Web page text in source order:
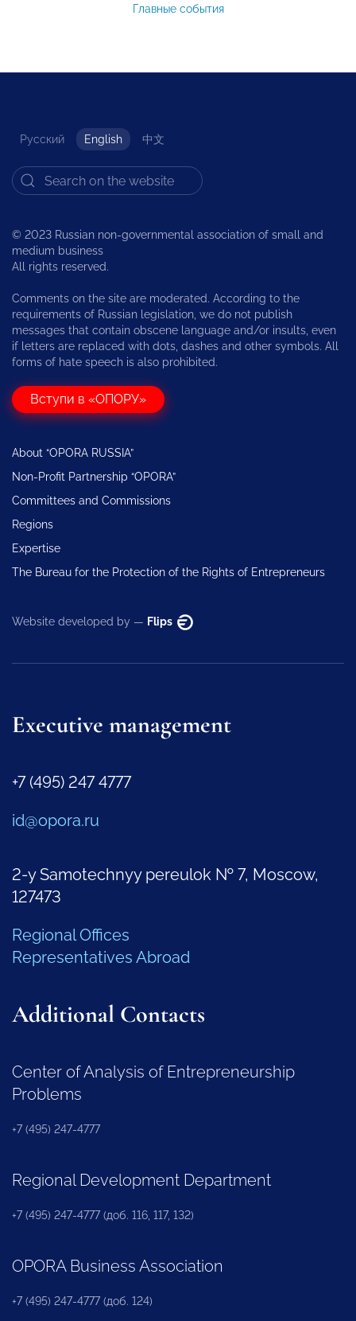
Главные события
Русский English 中文
© 2023 Russian non-governmental association of small and
medium business
All rights reserved.
Comments on the site are moderated. According to the
requirements of Russian legislation, we do not publish
messages that contain obscene language and/or insults, even
if letters are replaced with dots, dashes and other symbols. All
forms of hate speech is also prohibited.
Вступи в «ОПОРУ»
About “OPORA RUSSIA”
Non-Profit Partnership “OPORA”
Committees and Commissions
Regions
Expertise
The Bureau for the Protection of the Rights of Entrepreneurs
Website developed by — Flips
Executive management
+7 (495) 247 4777
id@opora.ru
2-y Samotechnyy pereulok № 7, Moscow,
127473
Regional Offices
Representatives Abroad
Additional Contacts
Center of Analysis of Entrepreneurship
Problems
+7 (495) 247-4777
Regional Development Department
+7 (495) 247-4777 (доб. 116, 117, 132)
OPORA Business Association
+7 (495) 247-4777 (доб. 124)